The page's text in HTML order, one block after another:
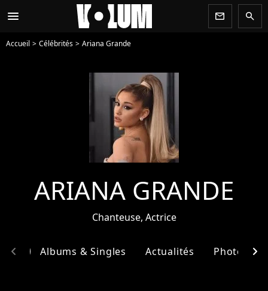
menu newsletter search
Accueil Célébrités Ariana Grande
ARIANA GRANDE
Chanteuse, Actrice
Albums & Singles Actualités Photos
chevron_left chevron_right